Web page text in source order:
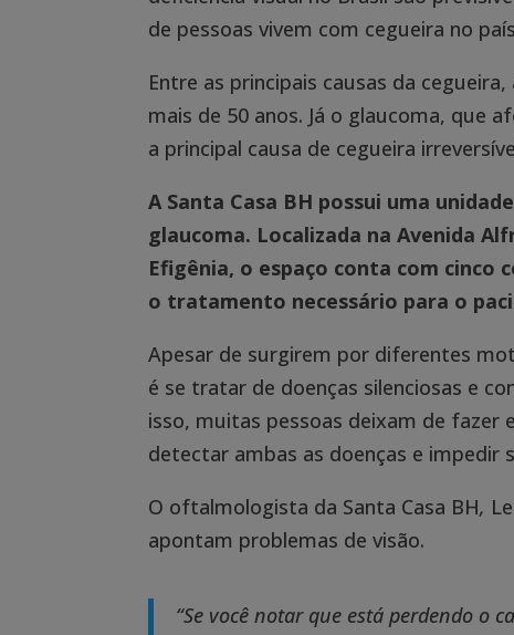
de pessoas vivem com cegueira no
Entre as principais causas da
mais de 50 anos. Já o glaucoma, que
a principal causa de cegueira
A Santa Casa BH possui uma
glaucoma. Localizada na Avenida
Efigênia, o espaço conta com cinco
o tratamento necessário para o
Apesar de surgirem por diferentes
é se tratar de doenças silenciosas e
isso, muitas pessoas deixam de fazer
detectar ambas as doenças e impedir
O oftalmologista da Santa Casa BH,
apontam problemas de visão.
“Se você notar que está perdendo o